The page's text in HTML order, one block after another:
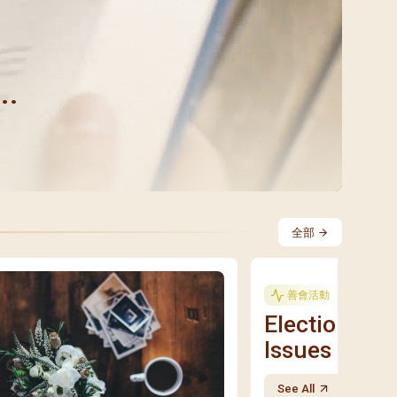
全部
善會活動
Elections
Issues and...
See All